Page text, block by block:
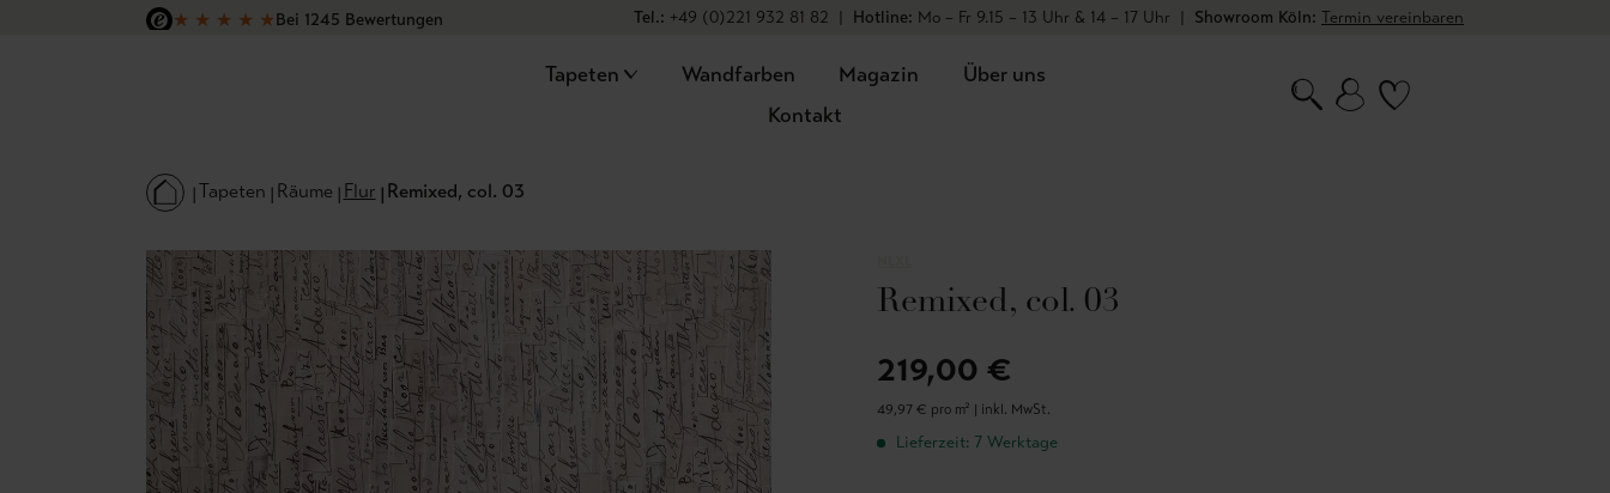
Hauptinhalt springen
Zur Suche springen
Zur Hauptnavigation springen
★ ★ ★ ★ ★Bei 1245 Bewertungen
Tel.: +49 (0)221 932 81 82 | Hotline: Mo – Fr 9.15 – 13 Uhr & 14 – 17 Uhr | Showroom Köln: Termin vereinbaren
Tapeten Wandfarben Magazin
Über uns
Kontakt
Tapeten Räume Flur Remixed, col. 03
Remixed, col. 03
219,00 €
49,97 € pro m² | inkl. MwSt.
Lieferzeit: 7 Werktage